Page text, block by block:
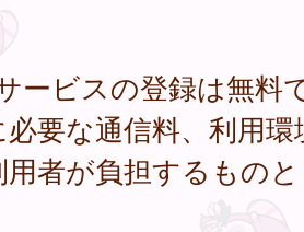
ビスの登録は無料
必要な通信料、利用
用者が負担するもの